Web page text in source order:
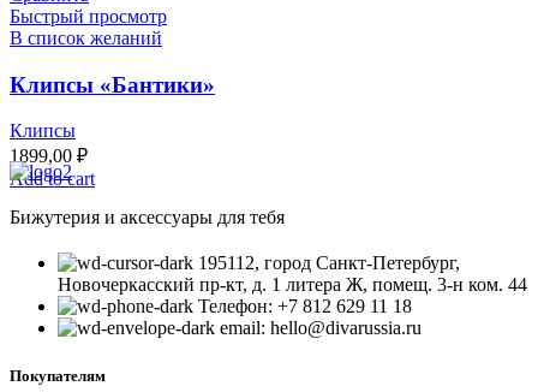
Быстрый просмотр
В список желаний
Клипсы «Бантики»
Клипсы
1899,00 ₽
Add to cart
Бижутерия и аксессуары для тебя
195112, город Санкт-Петербург,
Новочеркасский пр-кт, д. 1 литера Ж, помещ. 3-н ком. 44
Телефон: +7 812 629 11 18
email: hello@divarussia.ru
Покупателям